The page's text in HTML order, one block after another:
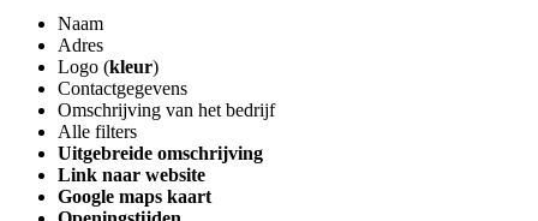
Naam
Adres
Logo (kleur)
Contactgegevens
Omschrijving van het bedrijf
Alle filters
Uitgebreide omschrijving
Link naar website
Google maps kaart